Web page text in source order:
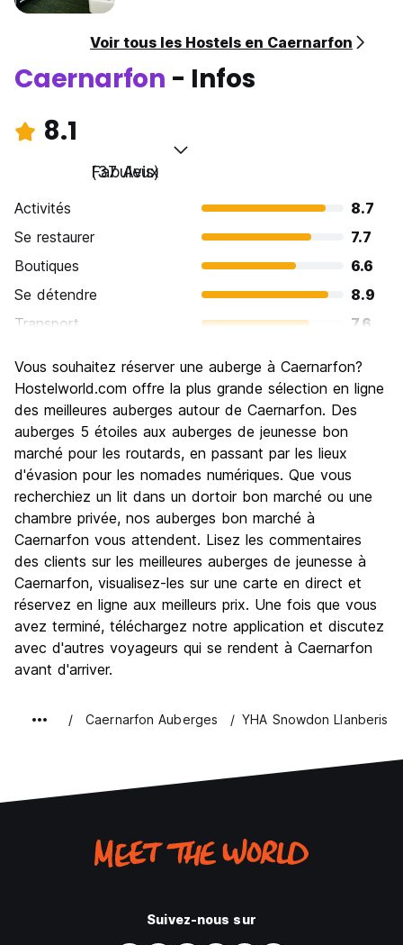
Voir tous les Hostels en Caernarfon
Caernarfon - Infos
8.1
Fabuleux
(37 Avis)
Activités
8.7
Se restaurer
7.7
Boutiques
6.6
Se détendre
8.9
Transport
7.6
Culture
8.6
Sortir le soir / faire la fête
6.6
Bonnes affaires
Vous souhaitez réserver une auberge à Caernarfon?
Hostelworld.com offre la plus grande sélection en ligne
des meilleures auberges autour de Caernarfon. Des
auberges 5 étoiles aux auberges de jeunesse bon
marché pour les routards, en passant par les lieux
d'évasion pour les nomades numériques. Que vous
recherchiez un lit dans un dortoir bon marché ou une
chambre privée, nos auberges bon marché à
Caernarfon vous attendent. Lisez les commentaires
des clients sur les meilleures auberges de jeunesse à
Caernarfon, visualisez-les sur une carte en direct et
réservez en ligne aux meilleurs prix. Une fois que vous
avez terminé, téléchargez notre application et discutez
avec d'autres voyageurs qui se rendent à Caernarfon
avant d'arriver.
Caernarfon Auberges YHA Snowdon Llanberis
Suivez-nous sur